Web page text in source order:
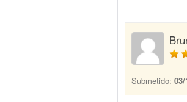
Submetido: